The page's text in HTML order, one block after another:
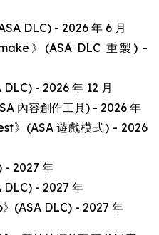
DLC) - 2026 年 6 月
》(ASA DLC 重製) -
- 2026 年 12 月
內容創作工具) - 2026 年
》(ASA 遊戲模式) - 2026
- 2027 年
DLC) - 2027 年
(ASA DLC) - 2027 年